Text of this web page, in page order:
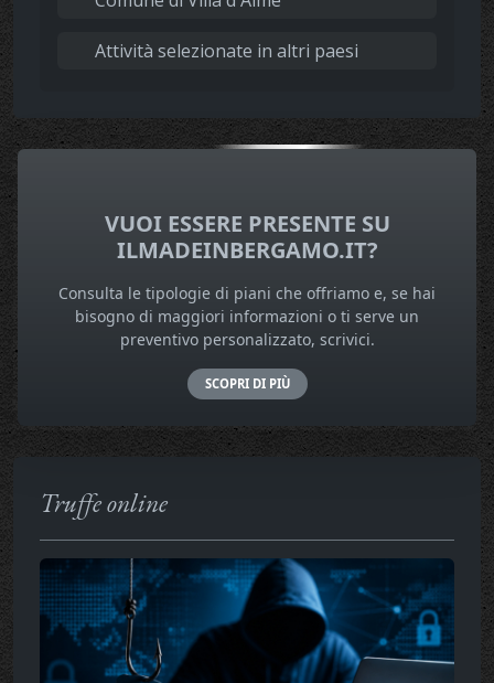
Attività selezionate in altri paesi
VUOI ESSERE PRESENTE SU
ILMADEINBERGAMO.IT?
Consulta le tipologie di piani che offriamo e, se hai
bisogno di maggiori informazioni o ti serve un
preventivo personalizzato, scrivici.
SCOPRI DI PIÙ
Truffe online